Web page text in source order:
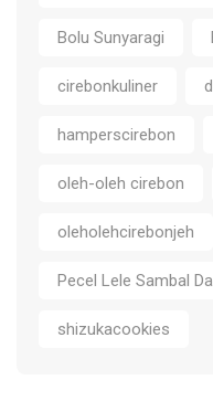
Bolu Sunyaragi
cirebonkuliner
hamperscirebon
oleh-oleh cirebon
oleholehcirebonjeh
Pecel Lele Sambal
shizukacookies